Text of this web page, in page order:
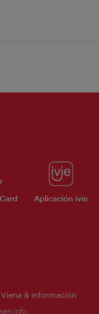
Aplicación ivie
& información